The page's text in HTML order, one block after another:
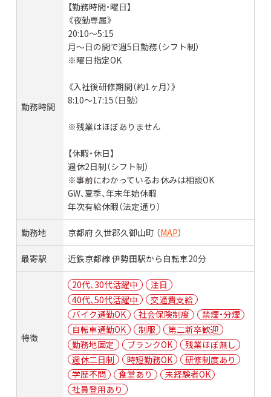
勤務時間
【勤務時間・曜日】
《夜勤専属》
20:10～5:15
月～日の間で週5日勤務（シフト制）
※曜日指定OK
《入社後研修期間（約1ヶ月）》
8:10～17:15（日勤）
※残業はほぼありません
【休暇・休日】
週休2日制（シフト制）
※事前にわかっているお休みは相談OK
GW、夏季、年末年始休暇
年次有給休暇（法定通り）
勤務地 京都府 久世郡久御山町 （MAP）
最寄駅 近鉄京都線 伊勢田駅から自転車20分
特徴
20代、30代活躍中
注目
40代、50代活躍中
交通費支給
バイク通勤OK
社会保険制度
禁煙・分煙
自転車通勤OK
制服
第二新卒歓迎
勤務地固定
ブランクOK
残業ほぼ無し
週休二日制
時短勤務OK
研修制度あり
学歴不問
食堂あり
未経験者OK
社員登用あり